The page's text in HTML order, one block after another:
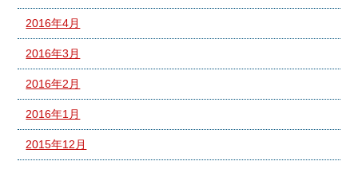
2016年4月
2016年3月
2016年2月
2016年1月
2015年12月